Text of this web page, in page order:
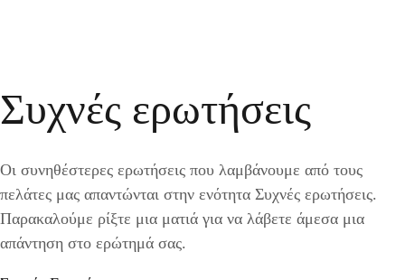
Συχνές ερωτήσεις
Οι συνηθέστερες ερωτήσεις που λαμβάνουμε από τους
πελάτες μας απαντώνται στην ενότητα Συχνές ερωτήσεις.
Παρακαλούμε ρίξτε μια ματιά για να λάβετε άμεσα μια
απάντηση στο ερώτημά σας.